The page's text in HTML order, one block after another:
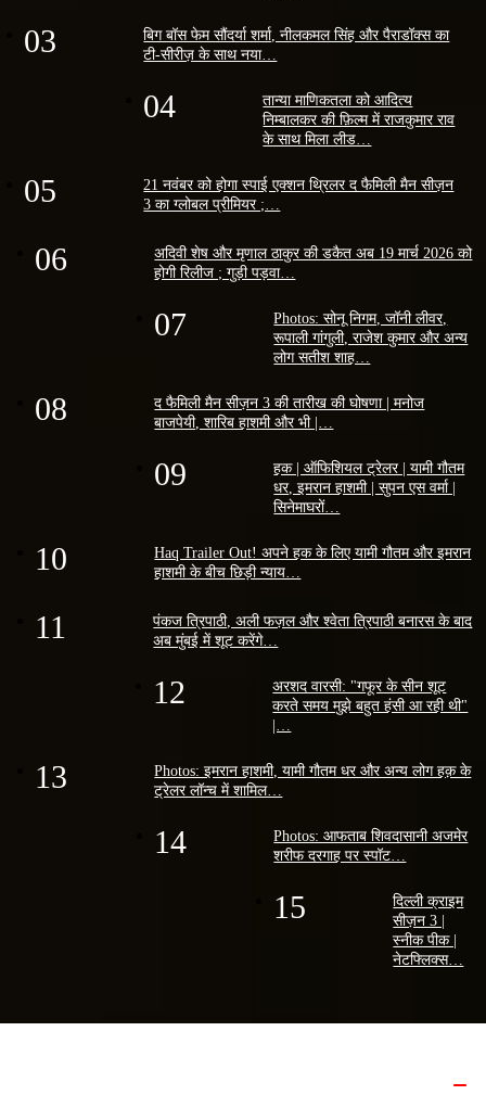
03
बिग बॉस फेम सौंदर्या शर्मा, नीलकमल सिंह और पैराडॉक्स का
टी-सीरीज़ के साथ नया…
04
तान्या माणिकतला को आदित्य
निम्बालकर की फ़िल्म में राजकुमार राव
के साथ मिला लीड…
05
21 नवंबर को होगा स्पाई एक्शन थ्रिलर द फैमिली मैन सीज़न
3 का ग्लोबल प्रीमियर ;…
06
अदिवी शेष और मृणाल ठाकुर की डकैत अब 19 मार्च 2026 को
होगी रिलीज ; गुड़ी पड़वा…
07
Photos: सोनू निगम, जॉनी लीवर,
रूपाली गांगुली, राजेश कुमार और अन्य
लोग सतीश शाह…
08
द फैमिली मैन सीज़न 3 की तारीख की घोषणा | मनोज
बाजपेयी, शारिब हाशमी और भी |…
09
हक | ऑफिशियल ट्रेलर | यामी गौतम
धर, इमरान हाशमी | सुपन एस वर्मा |
सिनेमाघरों…
10
Haq Trailer Out! अपने हक के लिए यामी गौतम और इमरान
हाशमी के बीच छिड़ी न्याय…
11
पंकज त्रिपाठी, अली फज़ल और श्वेता त्रिपाठी बनारस के बाद
अब मुंबई में शूट करेंगे…
12
अरशद वारसी: "गफूर के सीन शूट
करते समय मुझे बहुत हंसी आ रही थी"
|…
13
Photos: इमरान हाशमी, यामी गौतम धर और अन्य लोग हक़ के
ट्रेलर लॉन्च में शामिल…
14
Photos: आफताब शिवदासानी अजमेर
शरीफ दरगाह पर स्पॉट…
15
दिल्ली क्राइम
सीज़न 3 |
स्नीक पीक |
नेटफ्लिक्स…